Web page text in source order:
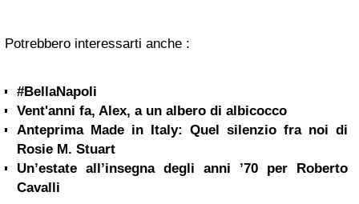
Potrebbero interessarti anche :
#BellaNapoli
Vent'anni fa, Alex, a un albero di albicocco
Anteprima Made in Italy: Quel silenzio fra noi di
Rosie M. Stuart
Un’estate all’insegna degli anni ’70 per Roberto
Cavalli